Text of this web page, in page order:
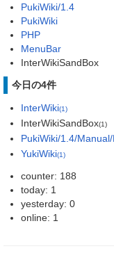
PukiWiki/1.4
PukiWiki
PHP
MenuBar
InterWikiSandBox
今日の4件
InterWiki(1)
InterWikiSandBox(1)
PukiWiki/1.4/
YukiWiki(1)
counter: 188
today: 1
yesterday: 0
online: 1